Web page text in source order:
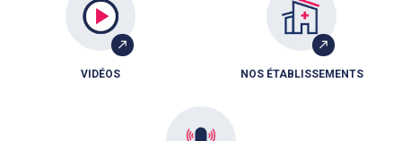
VIDÉOS NOS ÉTABLISSEMENTS